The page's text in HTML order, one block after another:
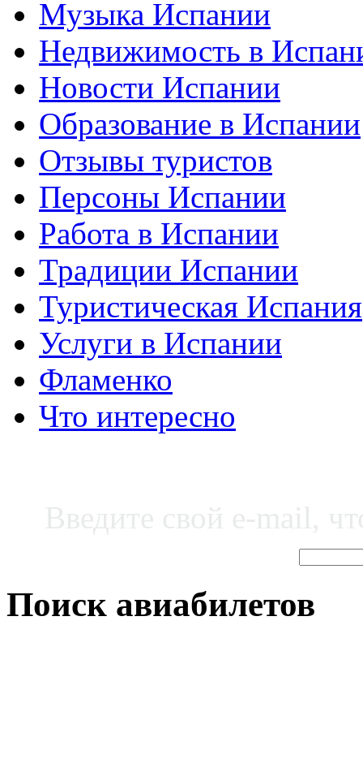
Музыка Испании
Недвижимость в
Новости Испании
Образование в Испании
Отзывы туристов
Персоны Испании
Работа в Испании
Традиции Испании
Туристическая Испания
Услуги в Испании
Фламенко
Что интересно
Поиск авиабилетов